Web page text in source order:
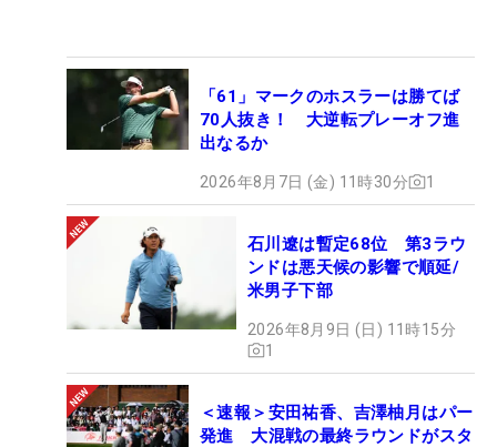
「61」マークのホスラーは勝てば
70人抜き！ 大逆転プレーオフ進
出なるか
2026年8月7日 (金) 11時30分 1
石川遼は暫定68位 第3ラウ
ンドは悪天候の影響で順延/
米男子下部
2026年8月9日 (日) 11時15分
1
＜速報＞安田祐香、吉澤柚月はパー
発進 大混戦の最終ラウンドがスタ